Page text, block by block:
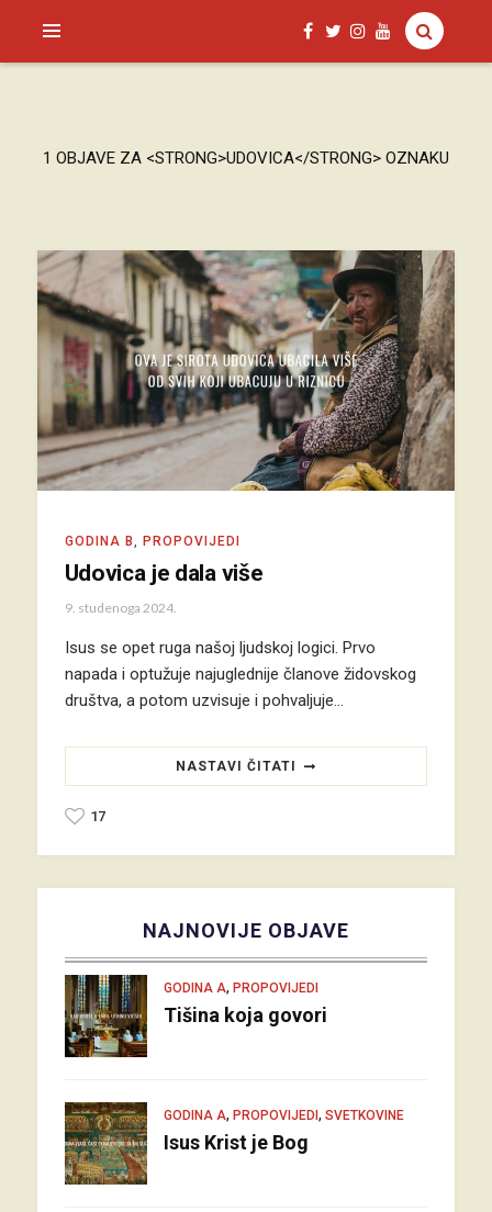
SAGUD.XYZ
1 OBJAVE ZA <STRONG>UDOVICA</STRONG> OZNAKU
GODINA B PROPOVIJEDI
Udovica je dala više
9. studenoga 2024.
Isus se opet ruga našoj ljudskoj logici. Prvo
napada i optužuje najuglednije članove židovskog
društva, a potom uzvisuje i pohvaljuje…
NASTAVI ČITATI
17
NAJNOVIJE OBJAVE
GODINA A, PROPOVIJEDI
Tišina koja govori
GODINA A, PROPOVIJEDI, SVETKOVINE
Isus Krist je Bog